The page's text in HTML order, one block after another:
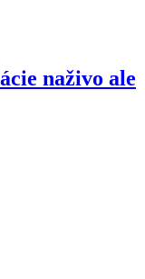
naživo ale